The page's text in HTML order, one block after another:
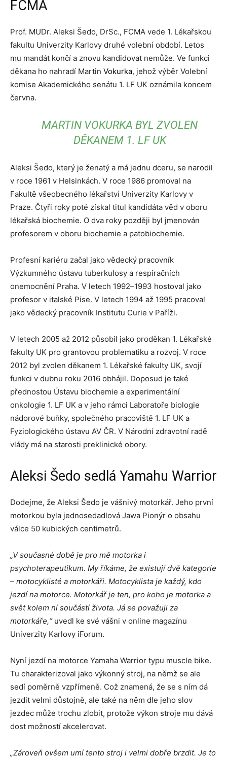
FCMA
Prof. MUDr. Aleksi Šedo, DrSc., FCMA vede 1. Lékařskou
fakultu Univerzity Karlovy druhé volební období. Letos
mu mandát končí a znovu kandidovat nemůže. Ve funkci
děkana ho nahradí Martin Vokurka, jehož výběr Volební
komise Akademického senátu 1. LF UK oznámila koncem
června.
MARTIN VOKURKA BYL ZVOLEN
DĚKANEM 1. LF UK
Aleksi Šedo, který je ženatý a má jednu dceru, se narodil
v roce 1961 v Helsinkách. V roce 1986 promoval na
Fakultě všeobecného lékařství Univerzity Karlovy v
Praze. Čtyři roky poté získal titul kandidáta věd v oboru
lékařská biochemie. O dva roky později byl jmenován
profesorem v oboru biochemie a patobiochemie.
Profesní kariéru začal jako vědecký pracovník
Výzkumného ústavu tuberkulosy a respiračních
onemocnění Praha. V letech 1992–1993 hostoval jako
profesor v italské Pise. V letech 1994 až 1995 pracoval
jako vědecký pracovník Institutu Curie v Paříži.
V letech 2005 až 2012 působil jako proděkan 1. Lékařské
fakulty UK pro grantovou problematiku a rozvoj. V roce
2012 byl zvolen děkanem 1. Lékařské fakulty UK, svojí
funkci v dubnu roku 2016 obhájil. Doposud je také
přednostou Ústavu biochemie a experimentální
onkologie 1. LF UK a v jeho rámci Laboratoře biologie
nádorové buňky, společného pracoviště 1. LF UK a
Fyziologického ústavu AV ČR. V Národní zdravotní radě
vlády má na starosti preklinické obory.
Aleksi Šedo sedlá Yamahu Warrior
Dodejme, že Aleksi Šedo je vášnivý motorkář. Jeho první
motorkou byla jednosedadlová Jawa Pionýr o obsahu
válce 50 kubických centimetrů.
„V současné době je pro mě motorka i
psychoterapeutikum. My říkáme, že existují dvě kategorie
– motocyklisté a motorkáři. Motocyklista je každý, kdo
jezdí na motorce. Motorkář je ten, pro koho je motorka a
svět kolem ní součástí života. Já se považuji za
motorkáře,“uvedl ke své vášni v online magazínu
Univerzity Karlovy iForum.
Nyní jezdí na motorce Yamaha Warrior typu muscle bike.
Tu charakterizoval jako výkonný stroj, na němž se ale
sedí poměrně vzpřímeně. Což znamená, že se s ním dá
jezdit velmi důstojně, ale také na něm dle jeho slov
jezdec může trochu zlobit, protože výkon stroje mu dává
dost možností akcelerovat.
„Zároveň ovšem umí tento stroj i velmi dobře brzdit. Je to